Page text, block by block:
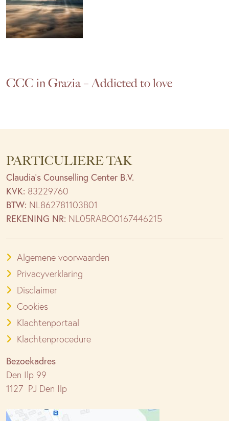
CCC in Grazia – Addicted to love
PARTICULIERE TAK
Claudia’s Counselling Center B.V.
KVK: 83229760
BTW: NL862781103B01
REKENING NR: NL05RABO0167446215
Algemene voorwaarden
Privacyverklaring
Disclaimer
Cookies
Klachtenportaal
Klachtenprocedure
Bezoekadres
Den Ilp 99
1127 PJ Den Ilp